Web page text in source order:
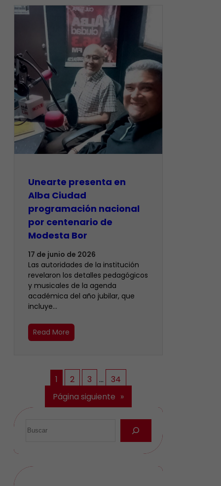
​Unearte presenta en
Alba Ciudad
programación nacional
por centenario de
Modesta Bor
17 de junio de 2026
Las autoridades de la institución
revelaron los detalles pedagógicos
y musicales de la agenda
académica del año jubilar, que
incluye…
Read More
1 2 3 …
34
Página siguiente »